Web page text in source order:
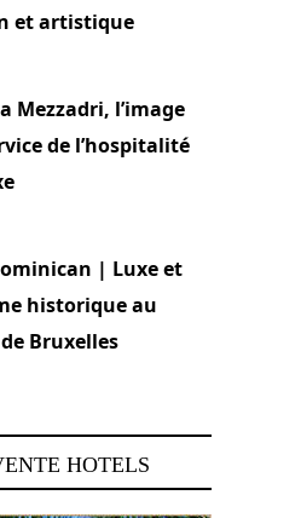
et artistique
Mezzadri, l’image
de l’hospitalité
| Luxe et
historique au
Bruxelles
HOTELS